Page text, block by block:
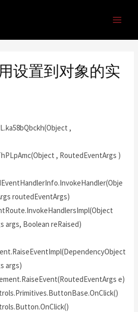
设置到对象的实
,
, RoutedEventArgs )
routedEventArgs)
args, Boolean reRaised)
args)
e)